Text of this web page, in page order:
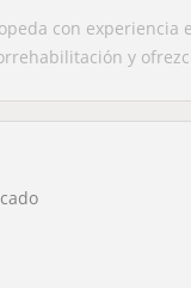
con
y